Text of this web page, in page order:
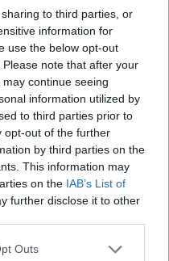
to third parties, or
information for
use the below opt-out
note that after your
continue seeing
information utilized by
to third parties prior to
opt-out of the further
by third parties on the
This information may
on the IAB’s List of
further disclose it to other
Outs
dezert,
a bez pečenia
Ako skrotiť silu a krútiaci